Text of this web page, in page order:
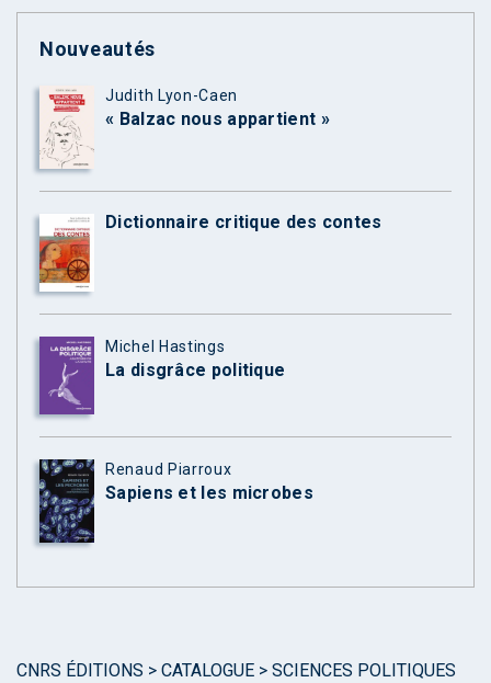
Nouveautés
Judith Lyon-Caen
« Balzac nous appartient »
Dictionnaire critique des contes
Michel Hastings
La disgrâce politique
Renaud Piarroux
Sapiens et les microbes
CNRS ÉDITIONS > CATALOGUE > SCIENCES POLITIQUES